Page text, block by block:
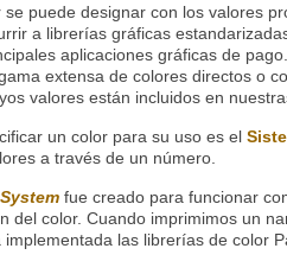
puede designar con los valores
a librerías gráficas
aplicaciones gráficas de
extensa de colores directos o
valores están incluidos en
un color para su uso es el
a través de un número.
fue creado para funcionar
del color. Cuando imprimimos un
las librerías de color